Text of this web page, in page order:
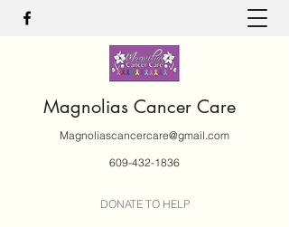
Magnolias Cancer Care
Magnoliascancercare@gmail.com
609-432-1836
DONATE TO HELP